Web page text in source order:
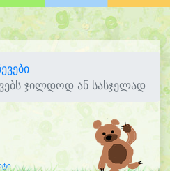
ჯილდოდ ან სასჯელად